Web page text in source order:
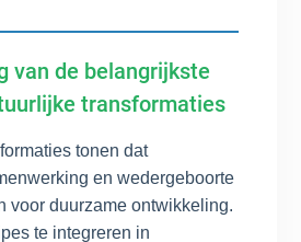
van de belangrijkste
transformaties
tonen dat
en wedergeboorte
voor duurzame ontwikkeling.
te integreren in